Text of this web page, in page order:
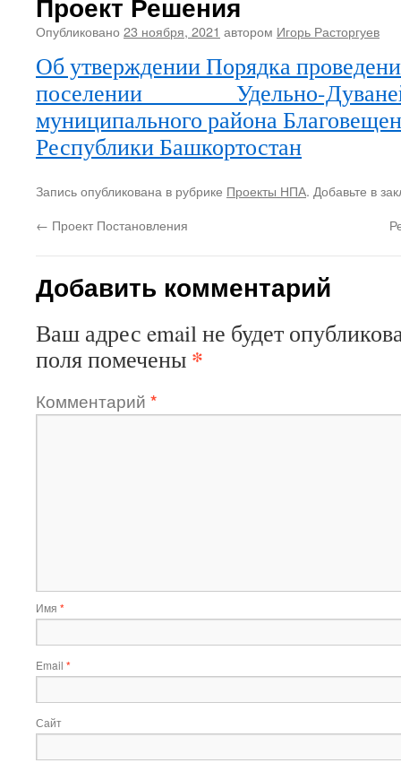
Опубликовано 23 ноября, 2021 автором Игорь Расторгуев
Об утверждении Порядка
поселении Удельно-
муниципального района
Республики Башкортостан
Запись опубликована в рубрике Проекты НПА. Добавьте в
← Проект Постановления
Добавить комментарий
Ваш адрес email не будет
поля помечены *
Комментарий *
Имя *
Email *
Сайт